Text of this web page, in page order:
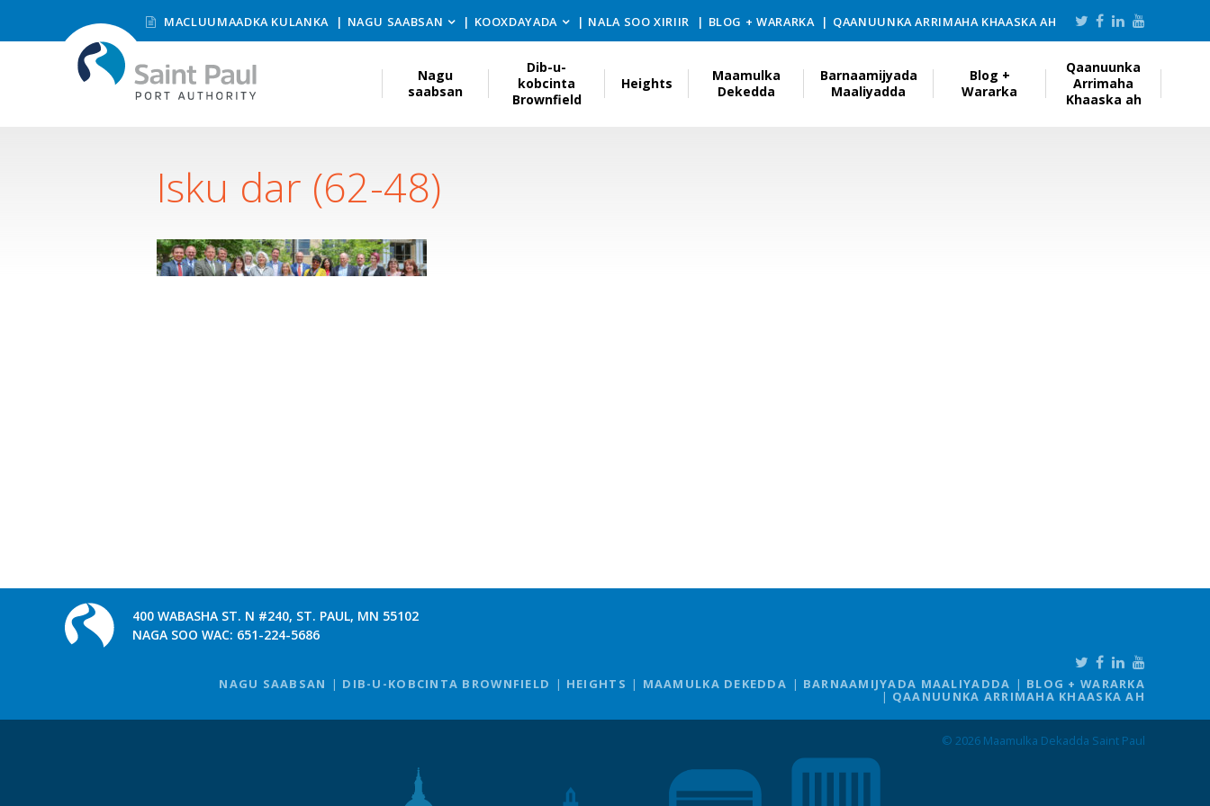
MACLUUMAADKA KULANKA NAGU SAABSAN KOOXDAYADA NALA SOO XIRIIR BLOG + WARARKA QAANUUNKA ARRIMAHA KHAASKA AH
Nagu
saabsan
Dib-u-
kobcinta
Brownfield
Heights
Maamulka
Dekedda
Barnaamijyada
Maaliyadda
Blog +
Wararka
Qaanuunka
Arrimaha
Khaaska ah
Isku dar (62-48)
400 WABASHA ST. N #240, ST. PAUL, MN 55102
NAGA SOO WAC: 651-224-5686
NAGU SAABSAN DIB-U-KOBCINTA BROWNFIELD HEIGHTS MAAMULKA DEKEDDA BARNAAMIJYADA MAALIYADDA BLOG + WARARKA
QAANUUNKA ARRIMAHA KHAASKA AH
© 2026 Maamulka Dekadda Saint Paul